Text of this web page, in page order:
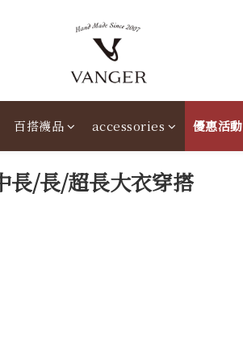
百搭襪品 accessories 優惠活動
長/長/超長大衣穿搭